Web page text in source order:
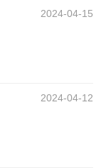
2024-04-15
2024-04-12